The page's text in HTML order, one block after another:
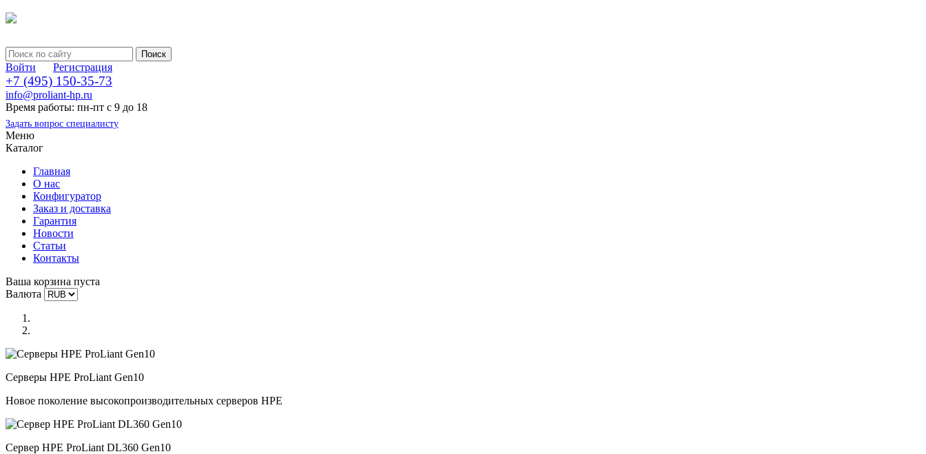
Войти Регистрация
+7 (495) 150-35-73
info@proliant-hp.ru
Время работы: пн-пт с 9 до 18
Задать вопрос специалисту
Меню
Каталог
Главная
О нас
Конфигуратор
Заказ и доставка
Гарантия
Новости
Статьи
Контакты
Ваша корзина пуста
Валюта
Серверы HPE ProLiant Gen10
Новое поколение высокопроизводительных серверов HPE
Сервер HPE ProLiant DL360 Gen10